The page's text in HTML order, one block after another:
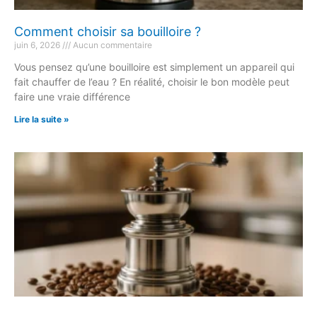
Comment choisir sa bouilloire ?
juin 6, 2026 Aucun commentaire
Vous pensez qu’une bouilloire est simplement un appareil qui
fait chauffer de l’eau ? En réalité, choisir le bon modèle peut
faire une vraie différence
Lire la suite »